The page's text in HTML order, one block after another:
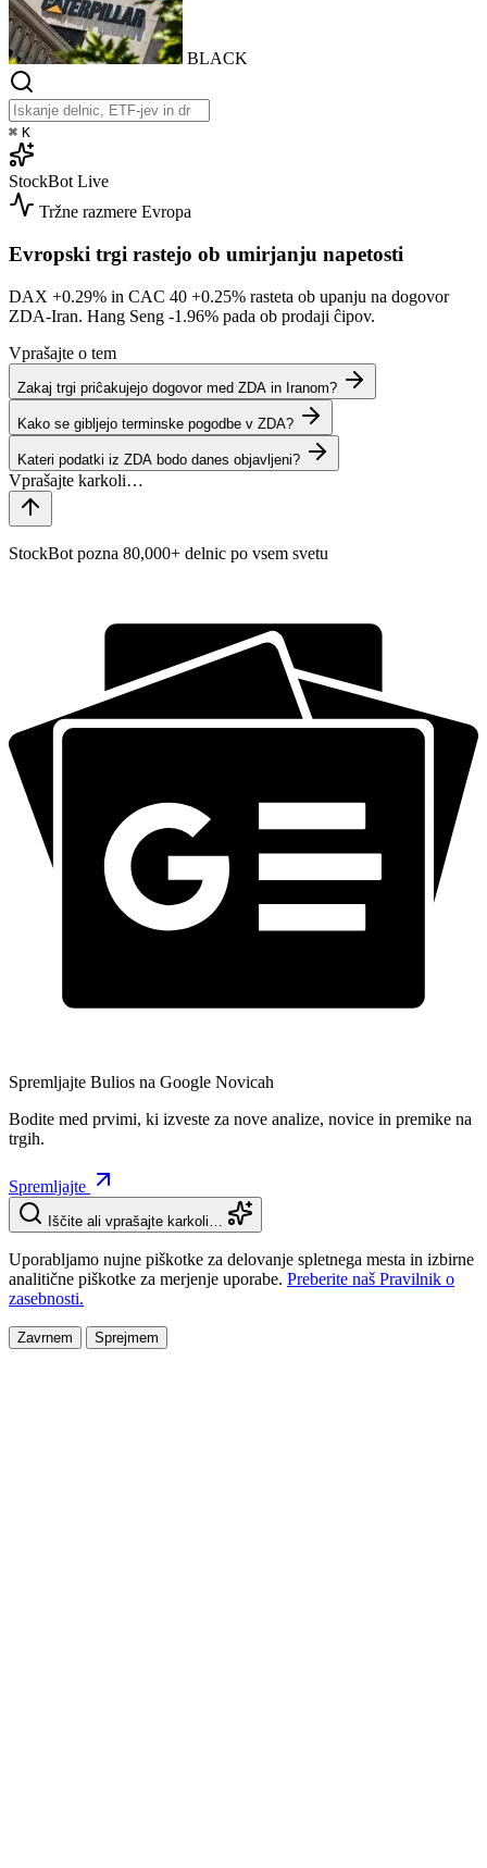
BLACK
⌘ K
StockBot Live
Tržne razmere Evropa
Evropski trgi rastejo ob umirjanju napetosti
DAX +0.29% in CAC 40 +0.25% rasteta ob upanju na dogovor
ZDA-Iran. Hang Seng -1.96% pada ob prodaji ĉipov.
Vprašajte o tem
Zakaj trgi priĉakujejo dogovor med ZDA in Iranom?
Kako se gibljejo terminske pogodbe v ZDA?
Kateri podatki iz ZDA bodo danes objavljeni?
StockBot pozna 80,000+ delnic po vsem svetu
Spremljajte Bulios na Google Novicah
Bodite med prvimi, ki izveste za nove analize, novice in premike na
trgih.
Spremljajte
Iščite ali vprašajte karkoli…
Uporabljamo nujne piškotke za delovanje spletnega mesta in izbirne
analitične piškotke za merjenje uporabe. Preberite naš Pravilnik o
zasebnosti.
Zavrnem Sprejmem